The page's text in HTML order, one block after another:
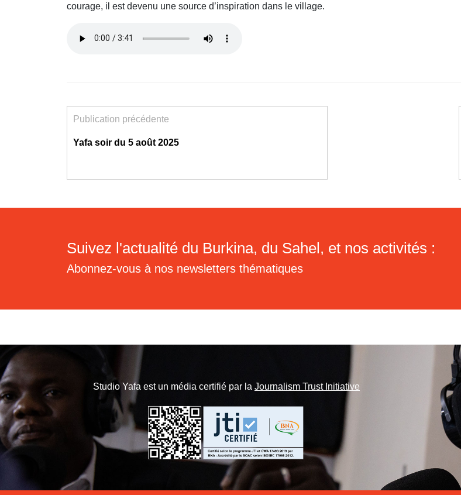
courage, il est devenu une source d’inspiration dans le village.
Publication précédente
Yafa soir du 5 août 2025
Suivez l'actualité du Burkina, du Sahel, et nos activités :
Abonnez-vous à nos newsletters thématiques
Studio Yafa est un média certifié par la Journalism Trust Initiative